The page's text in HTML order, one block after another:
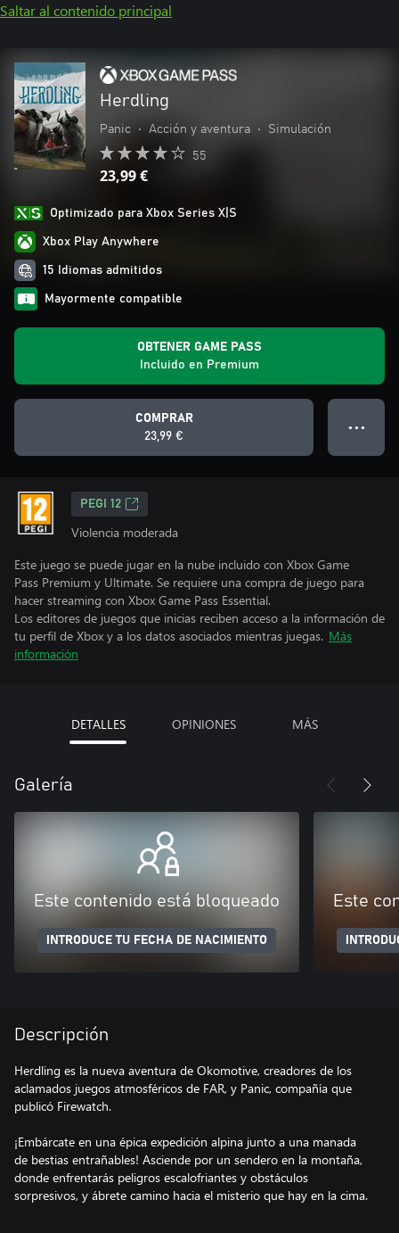
Saltar al contenido principal
Herdling
Panic • Acción y aventura • Simulación
55
23,99 €
Optimizado para Xbox Series X|S
Xbox Play Anywhere
15 Idiomas admitidos
Mayormente compatible
OBTENER GAME PASS
Incluido en Premium
COMPRAR
23,99 €
● ● ●
PEGI 12
Violencia moderada
Este juego se puede jugar en la nube incluido con Xbox Game
Pass Premium y Ultimate. Se requiere una compra de juego para
hacer streaming con Xbox Game Pass Essential.
Los editores de juegos que inicias reciben acceso a la información de
tu perfil de Xbox y a los datos asociados mientras juegas. Más
información
DETALLES OPINIONES MÁS
Galería
Este contenido está bloqueado
INTRODUCE TU FECHA DE NACIMIENTO
Este
Descripción
Herdling es la nueva aventura de Okomotive, creadores de los
aclamados juegos atmosféricos de FAR, y Panic, compañía que
publicó Firewatch.
¡Embárcate en una épica expedición alpina junto a una manada
de bestias entrañables! Asciende por un sendero en la montaña,
donde enfrentarás peligros escalofriantes y obstáculos
sorpresivos, y ábrete camino hacia el misterio que hay en la cima.